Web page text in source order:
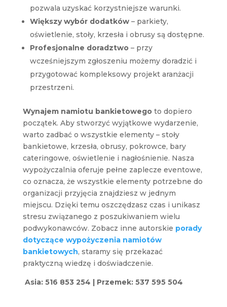
pozwala uzyskać korzystniejsze warunki.
Większy wybór dodatków– parkiety,
oświetlenie, stoły, krzesła i obrusy są dostępne.
Profesjonalne doradztwo– przy
wcześniejszym zgłoszeniu możemy doradzić i
przygotować kompleksowy projekt aranżacji
przestrzeni.
Wynajem namiotu bankietowegoto dopiero
początek. Aby stworzyć wyjątkowe wydarzenie,
warto zadbać o wszystkie elementy – stoły
bankietowe, krzesła, obrusy, pokrowce, bary
cateringowe, oświetlenie i nagłośnienie. Nasza
wypożyczalnia oferuje pełne zaplecze eventowe,
co oznacza, że wszystkie elementy potrzebne do
organizacji przyjęcia znajdziesz w jednym
miejscu. Dzięki temu oszczędzasz czas i unikasz
stresu związanego z poszukiwaniem wielu
podwykonawców. Zobacz inne autorskie porady
dotyczące wypożyczenia namiotów
bankietowych, staramy się przekazać
praktyczną wiedzę i doświadczenie.
Asia: 516 853 254 | Przemek: 537 595 504